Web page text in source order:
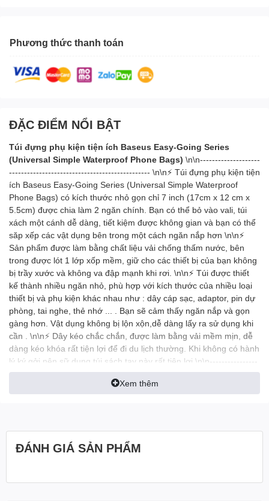
Phương thức thanh toán
ĐẶC ĐIỂM NỔI BẬT
Túi đựng phụ kiện tiện ích Baseus Easy-Going Series
(Universal Simple Waterproof Phone Bags) \n\n--------------------
----------------------------------------------- \n\n⚡ Túi đựng phụ kiện tiện
ích Baseus Easy-Going Series (Universal Simple Waterproof
Phone Bags) có kích thước nhỏ gọn chỉ 7 inch (17cm x 12 cm x
5.5cm) được chia làm 2 ngăn chính. Bạn có thể bỏ vào vali, túi
xách một cánh dễ dàng, tiết kiệm được không gian và bạn có thể
săp xếp các vật dụng bên trong một cách ngăn nắp hơn \n\n⚡
Sản phẩm được làm bằng chất liệu vải chống thấm nước, bên
trong được lót 1 lớp xốp mềm, giữ cho các thiết bị của bạn không
bị trầy xước và không va đập mạnh khi rơi. \n\n⚡ Túi được thiết
kế thành nhiều ngăn nhỏ, phù hợp với kích thước của nhiều loại
thiết bị và phụ kiện khác nhau như : dây cáp sạc, adaptor, pin dự
phòng, tai nghe, thẻ nhớ ... . Bạn sẽ cảm thấy ngăn nắp và gọn
gàng hơn. Vật dụng không bị lộn xộn,dễ dàng lấy ra sử dụng khi
cần . \n\n⚡ Dây kéo chắc chắn, được làm bằng vải mềm mịn, dễ
dàng kéo khóa rất tiện lợi để đi du lịch thường. Khi không có hành
lý ký gởi nên sữ dụng túi sách tay này rất tiện lợi \n\n----------------
-------------------------------------------------- \n\n? Bảo hành 6 tháng -
1 đổi 1 trong 7 ngày đầu ( Giữ nguyên hộp sạc, hóa đơn ) ? \n\n?
Xem thêm
ĐÁNH GIÁ SẢN PHẨM